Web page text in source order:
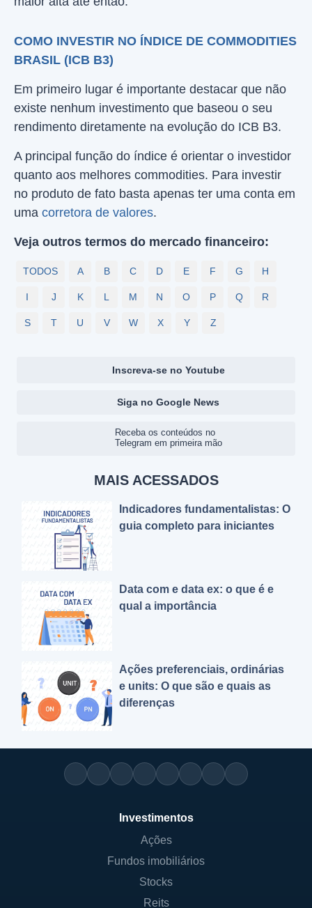
COMO INVESTIR NO ÍNDICE DE COMMODITIES
BRASIL (ICB B3)
Em primeiro lugar é importante destacar que não
existe nenhum investimento que baseou o seu
rendimento diretamente na evolução do ICB B3.
A principal função do índice é orientar o investidor
quanto aos melhores commodities. Para investir
no produto de fato basta apenas ter uma conta em
uma corretora de valores.
Veja outros termos do mercado financeiro:
TODOS A B C D E F G H
I J K L M N O P Q R
S T U V W X Y Z
Inscreva-se no Youtube
Siga no Google News
Receba os conteúdos no
Telegram em primeira mão
MAIS ACESSADOS
Indicadores fundamentalistas: O
guia completo para iniciantes
Data com e data ex: o que é e
qual a importância
Ações preferenciais, ordinárias
e units: O que são e quais as
diferenças
Investimentos
Ações
Fundos imobiliários
Stocks
Reits